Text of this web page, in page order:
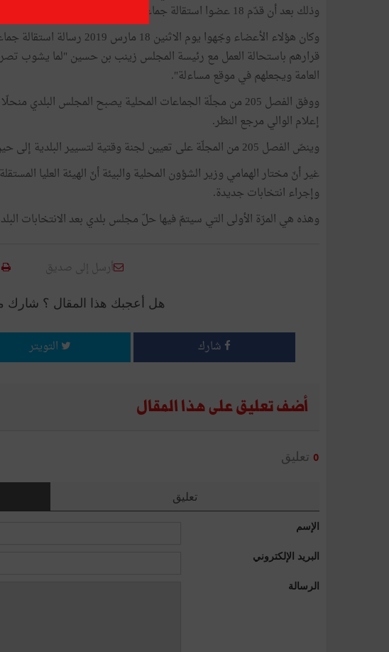
وذلك بعد أن قدّم 18 عضوا استقالة جماعية من المجلس البلدي.
وكان هؤلاء الأعضاء وجّهوا يوم
قرارهم باستحالة العمل مع رئيسة المجلس زينب بن حسين "لما يشوب
العامة ويجعلهم في موقع مساءلة".
إعلام الوالي مرجع النظر.
وينصّ الفصل 205 من المجلّة على تعيين لجنة وقتية لتسيير البلدية إلى حين إجراء انتخابات جزئية.
غير أنّ مختار الهمامي وزير الشؤون المحلية والبيئة أنّ الهيئة العليا
وإجراء انتخابات جديدة.
وهذه هي المرّة الأولى التي سيتمّ فيها حلّ مجلس بلدي بعد الانتخابات
أرسل إلى صديق
هل أعجبك هذا المقال ؟ شارك
شارك التويتر
أضف تعليق على هذا المقال
0 تعليق
تعليق
الإسم
البريد الإلكتروني
الرسالة